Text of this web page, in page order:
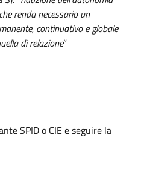
renda necessario un
continuativo e globale
di relazione”
SPID o CIE e seguire la